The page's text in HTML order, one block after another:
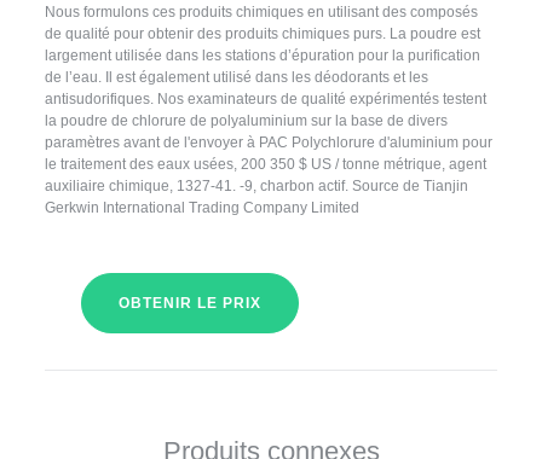
Nous formulons ces produits chimiques en utilisant des composés
de qualité pour obtenir des produits chimiques purs. La poudre est
largement utilisée dans les stations d’épuration pour la purification
de l’eau. Il est également utilisé dans les déodorants et les
antisudorifiques. Nos examinateurs de qualité expérimentés testent
la poudre de chlorure de polyaluminium sur la base de divers
paramètres avant de l'envoyer à PAC Polychlorure d'aluminium pour
le traitement des eaux usées, 200 350 $ US / tonne métrique, agent
auxiliaire chimique, 1327-41. -9, charbon actif. Source de Tianjin
Gerkwin International Trading Company Limited
OBTENIR LE PRIX
Produits connexes